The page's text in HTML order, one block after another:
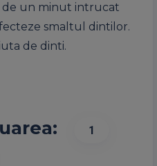
de un minut intrucat
smaltul dintilor.
de dinti.
1